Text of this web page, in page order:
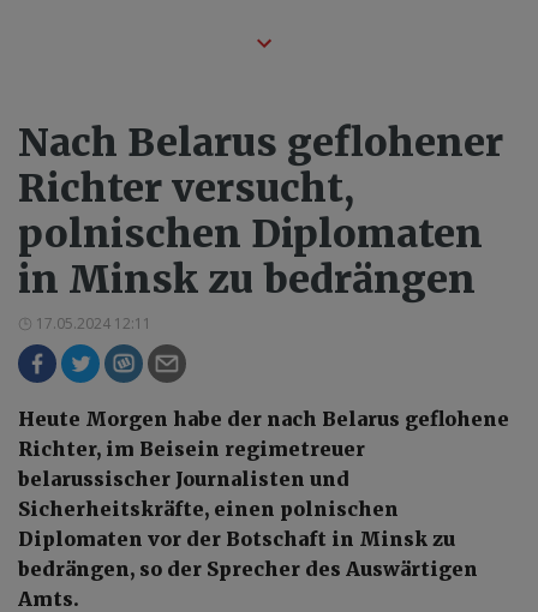
Nach Belarus geflohener
Richter versucht,
polnischen Diplomaten
in Minsk zu bedrängen
17.05.2024 12:11
Heute Morgen habe der nach Belarus geflohene
Richter, im Beisein regimetreuer
belarussischer Journalisten und
Sicherheitskräfte, einen polnischen
Diplomaten vor der Botschaft in Minsk zu
bedrängen, so der Sprecher des Auswärtigen
Amts.